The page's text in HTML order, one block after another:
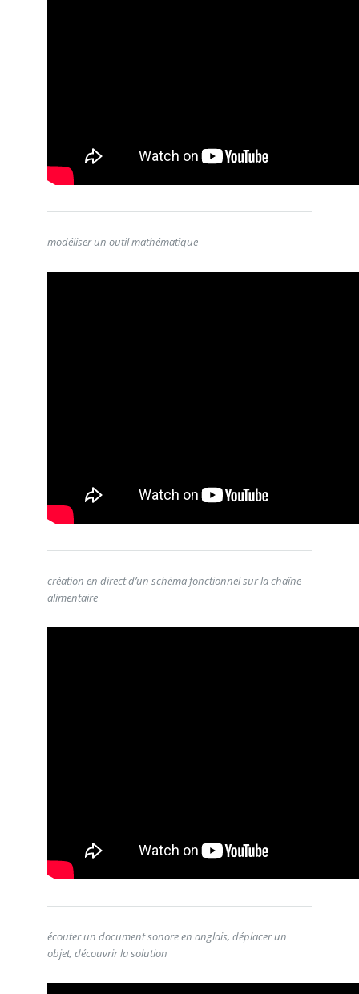
modéliser un outil mathématique
création en direct d’un schéma fonctionnel sur la chaîne
alimentaire
écouter un document sonore en anglais, déplacer un
objet, découvrir la solution